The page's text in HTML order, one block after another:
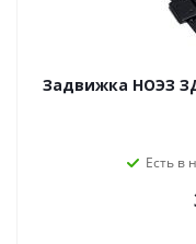
Задвижка НОЭЗ
Есть в